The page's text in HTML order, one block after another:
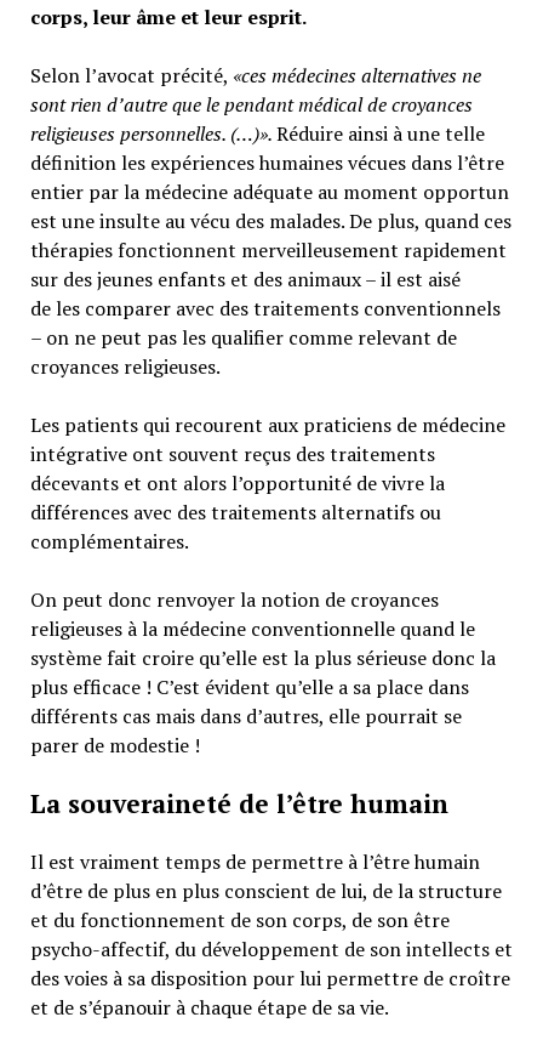
corps, leur âme et leur esprit.
Selon l’avocat précité, «ces médecines alternatives ne
sont rien d’autre que le pendant médical de croyances
religieuses personnelles. (…)».Réduire ainsi à une telle
définition les expériences humaines vécues dans l’être
entier par la médecine adéquate au moment opportun
est une insulte au vécu des malades. De plus, quand ces
thérapies fonctionnent merveilleusement rapidement
sur des jeunes enfants et des animaux – il est aisé
de les comparer avec des traitements conventionnels
– on ne peut pas les qualifier comme relevant de
croyances religieuses.
Les patients qui recourent aux praticiens de médecine
intégrative ont souvent reçus des traitements
décevants et ont alors l’opportunité de vivre la
différences avec des traitements alternatifs ou
complémentaires.
On peut donc renvoyer la notion de croyances
religieuses à la médecine conventionnelle quand le
système fait croire qu’elle est la plus sérieuse donc la
plus efficace ! C’est évident qu’elle a sa place dans
différents cas mais dans d’autres, elle pourrait se
parer de modestie !
La souveraineté de l’être humain
Il est vraiment temps de permettre à l’être humain
d’être de plus en plus conscient de lui, de la structure
et du fonctionnement de son corps, de son être
psycho-affectif, du développement de son intellects et
des voies à sa disposition pour lui permettre de croître
et de s’épanouir à chaque étape de sa vie.